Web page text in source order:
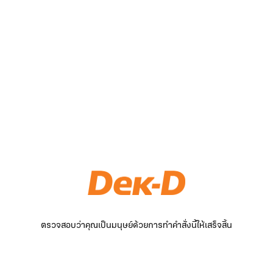
ตรวจสอบว่าคุณเป็นมนุษย์ด้วยการทำคำสั่งนี้ให้เสร็จสิ้น